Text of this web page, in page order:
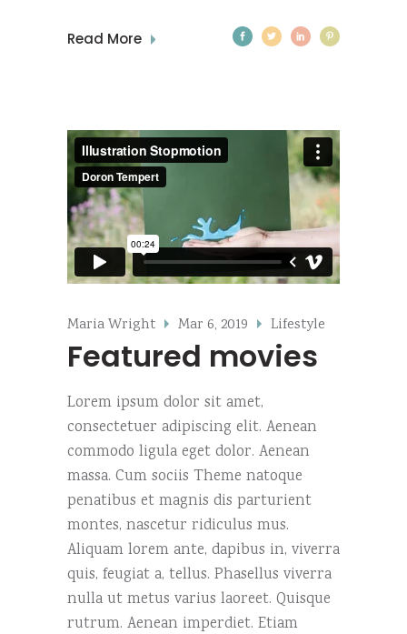
Read More
Maria Wright Mar 6, 2019 Lifestyle
Featured movies
Lorem ipsum dolor sit amet,
consectetuer adipiscing elit. Aenean
commodo ligula eget dolor. Aenean
massa. Cum sociis Theme natoque
penatibus et magnis dis parturient
montes, nascetur ridiculus mus.
Aliquam lorem ante, dapibus in, viverra
quis, feugiat a, tellus. Phasellus viverra
nulla ut metus varius laoreet. Quisque
rutrum. Aenean imperdiet. Etiam